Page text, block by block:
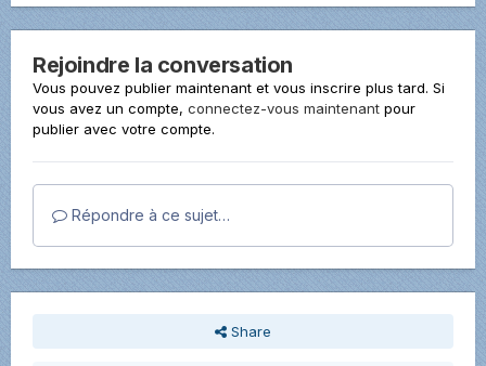
Rejoindre la conversation
Vous pouvez publier maintenant et vous inscrire plus tard. Si
vous avez un compte, connectez-vous maintenant pour
publier avec votre compte.
Répondre à ce sujet…
Share